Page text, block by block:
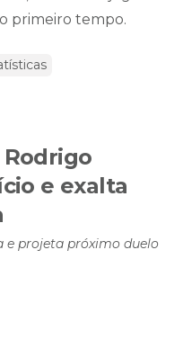
primeiro tempo.
e exalta
e projeta próximo duelo